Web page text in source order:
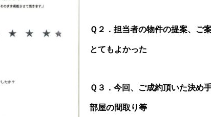
Ｑ２．担当者の物件の提案、ご
とてもよかった
Ｑ３．今回、ご成約頂いた決め
部屋の間取り等